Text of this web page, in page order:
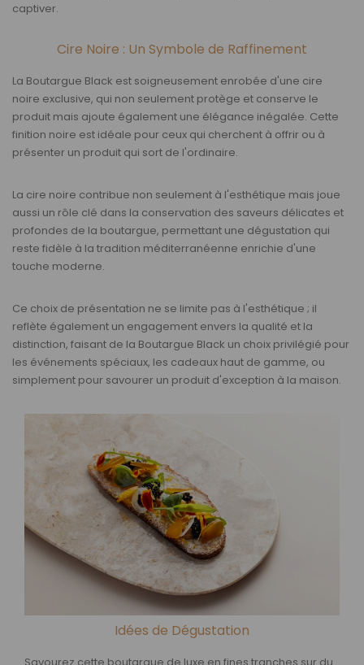
captiver.
Cire Noire : Un Symbole de Raffinement
La Boutargue Black est soigneusement enrobée d'une cire
noire exclusive, qui non seulement protège et conserve le
produit mais ajoute également une élégance inégalée. Cette
finition noire est idéale pour ceux qui cherchent à offrir ou à
présenter un produit qui sort de l'ordinaire.
La cire noire contribue non seulement à l'esthétique mais joue
aussi un rôle clé dans la conservation des saveurs délicates et
profondes de la boutargue, permettant une dégustation qui
reste fidèle à la tradition méditerranéenne enrichie d'une
touche moderne.
Ce choix de présentation ne se limite pas à l'esthétique ; il
reflète également un engagement envers la qualité et la
distinction, faisant de la Boutargue Black un choix privilégié pour
les événements spéciaux, les cadeaux haut de gamme, ou
simplement pour savourer un produit d'exception à la maison.
Idées de Dégustation
Savourez cette boutargue de luxe en fines tranches sur du